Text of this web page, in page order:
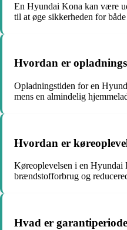
En Hyundai Kona kan være
til at øge sikkerheden for
Hvordan er
Opladningstiden for en
mens en almindelig
Hvordan er
Køreoplevelsen i en Hyundai
brændstofforbrug og
Hvad er